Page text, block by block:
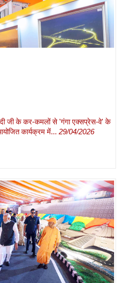
जी के कर-कमलों से 'गंगा एक्सप्रेस-वे' के
कार्यक्रम में... 29/04/2026